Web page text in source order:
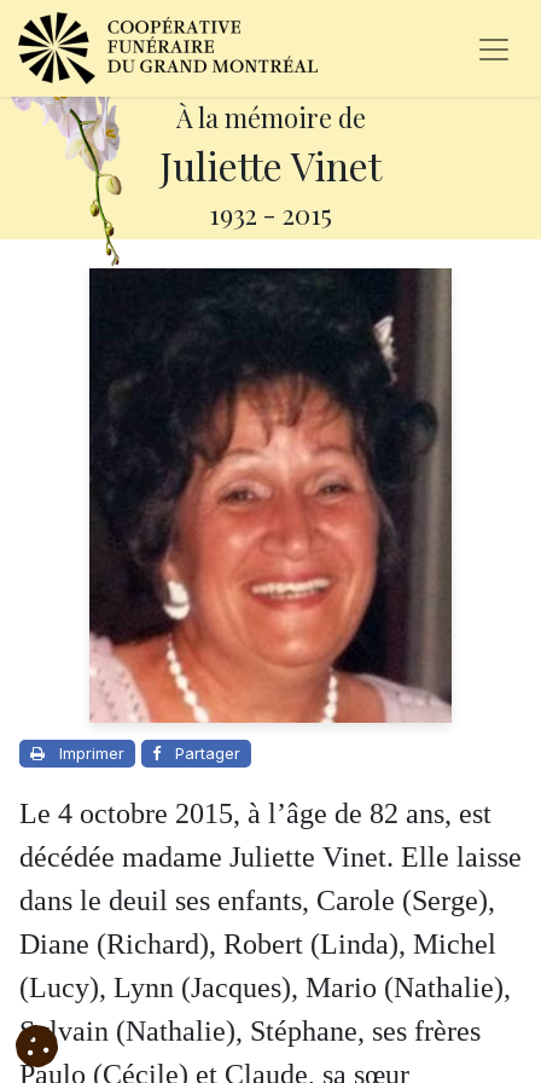
À la mémoire de
Juliette Vinet
1932 - 2015
Imprimer Partager
Le 4 octobre 2015, à l’âge de 82 ans, est
décédée madame Juliette Vinet. Elle laisse
dans le deuil ses enfants, Carole (Serge),
Diane (Richard), Robert (Linda), Michel
(Lucy), Lynn (Jacques), Mario (Nathalie),
Sylvain (Nathalie), Stéphane, ses frères
Paulo (Cécile) et Claude, sa sœur